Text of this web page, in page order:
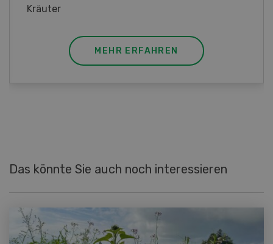
MEHR ERFAHREN
Das könnte Sie auch noch interessieren